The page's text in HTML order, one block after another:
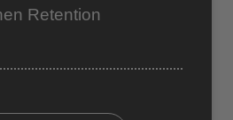
Retention